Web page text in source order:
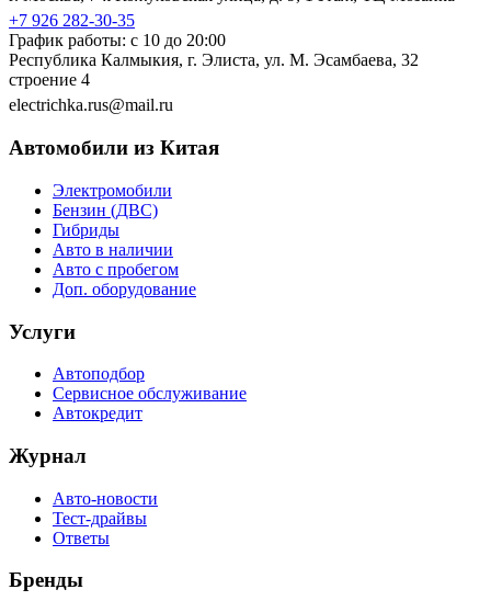
+7 926 282-30-35
График работы: с 10 до 20:00
Республика Калмыкия, г. Элиста, ул. М. Эсамбаева, 32
строение 4
electrichka.rus@mail.ru
Автомобили из Китая
Электромобили
Бензин (ДВС)
Гибриды
Авто в наличии
Авто с пробегом
Доп. оборудование
Услуги
Автоподбор
Сервисное обслуживание
Автокредит
Журнал
Авто-новости
Тест-драйвы
Ответы
Бренды